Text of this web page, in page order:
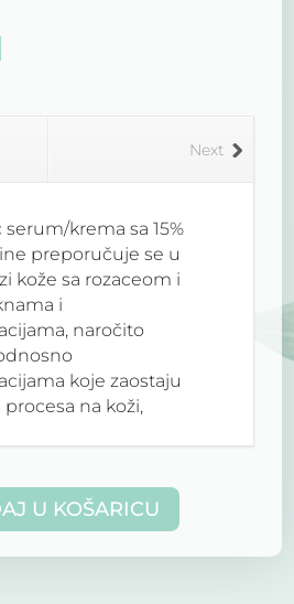
Next
krema sa 15%
preporučuje se u
kože sa rozaceom i
i
naročito
koje zaostaju
na koži,
svojim brojnim
U KOŠARICU